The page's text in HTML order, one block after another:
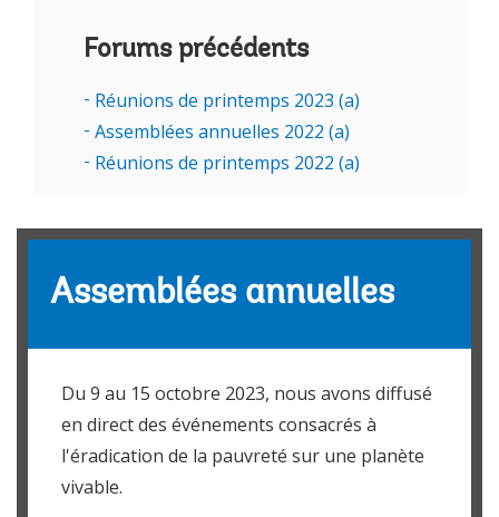
Forums précédents
Réunions de printemps 2023 (a)
Assemblées annuelles 2022 (a)
Réunions de printemps 2022 (a)
Assemblées annuelles
Du 9 au 15 octobre 2023, nous avons diffusé
en direct des événements consacrés à
l'éradication de la pauvreté sur une planète
vivable.